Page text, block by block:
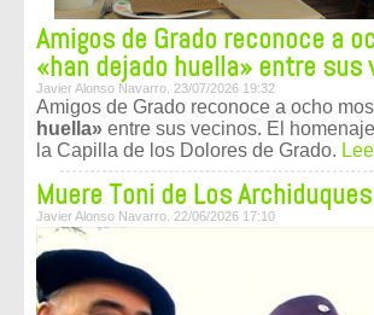
Amigos de Grado reconoce a
«han dejado huella» entre sus
Javier Alonso Navarro. 23/07/2026 19:32
Amigos de Grado reconoce a ocho
huella» entre sus vecinos. El
la Capilla de los Dolores de Grado.
Muere Toni de Los Archiduques
Javier Alonso Navarro. 22/06/2026 17:10